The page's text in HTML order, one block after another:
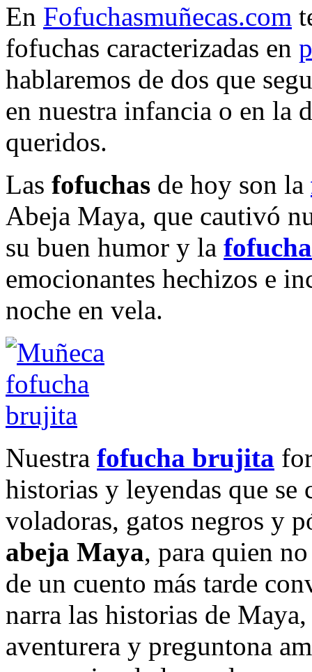
En Fofuchasmuñecas.com
fofuchas caracterizadas en
hablaremos de dos que
en nuestra infancia o en la
queridos.
Las fofuchas de hoy son la
Abeja Maya, que cautivó
su buen humor y la
emocionantes hechizos e
noche en vela.
Nuestra fofucha brujita
historias y leyendas que se
voladoras, gatos negros y
abeja Maya, para quien
de un cuento más tarde
narra las historias de
aventurera y preguntona